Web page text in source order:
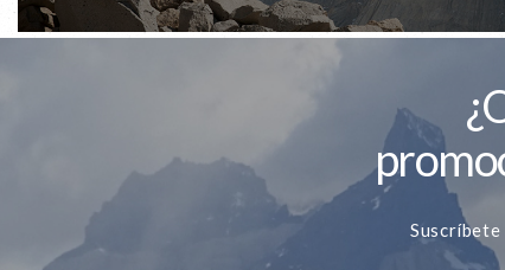
Suscríbete